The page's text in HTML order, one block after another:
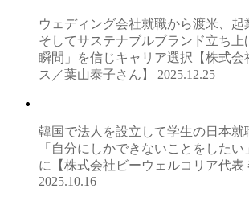
ウェディング会社就職から渡米、起
そしてサステナブルブランド立ち上
瞬間」を信じキャリア選択【株式会
ス／葉山泰子さん】 2025.12.25
韓国で法人を設立して学生の日本就
「自分にしかできないことをした
に【株式会社ビーウェルコリア代表
2025.10.16